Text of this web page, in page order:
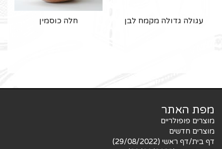
עגולה גדולה מקמח לבן חלה כוסמין
מפת האתר
מוצרים פופולריים
מוצרים חדשים
דף בית/דף ראשי (29/08/2022)